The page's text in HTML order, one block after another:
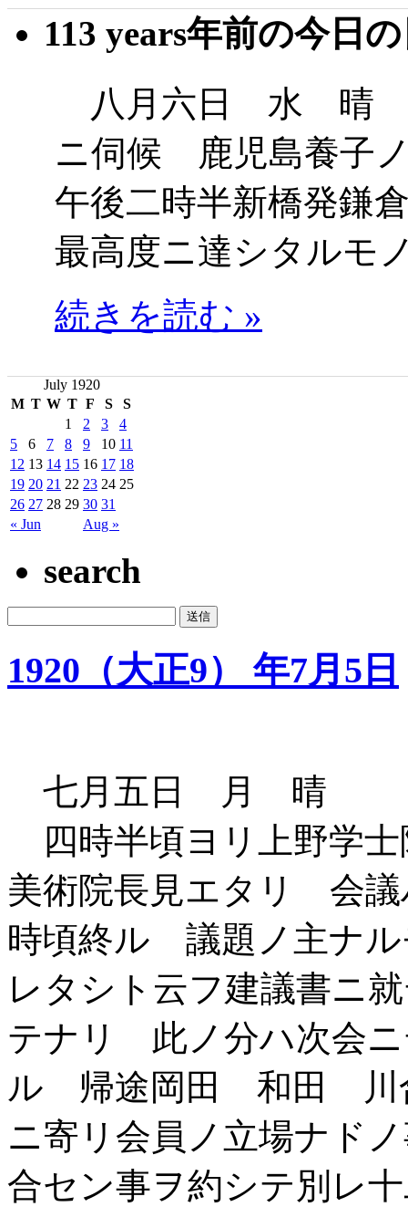
113 years年前の今日
八月六日 水 晴
ニ伺候 鹿児島養子
午後二時半新橋発鎌
最高度ニ達シタルモ
続きを読む »
July 1920
M T W T F S S
« Jun Aug »
1 2 3
4
5
6 7 8 9 10 11
12 13 14 15 16 17 18
19 20 21 22 23 24 25
26 27 28 29 30 31
search
1920（大正9） 年7月5日
七月五日 月 晴
四時半頃ヨリ上野学
美術院長見エタリ 会議
時頃終ル 議題ノ主ナル
レタシト云フ建議書ニ
テナリ 此ノ分ハ次会ニ
ル 帰途岡田 和田 川
ニ寄リ会員ノ立場ナド
合セン事ヲ約シテ別レ